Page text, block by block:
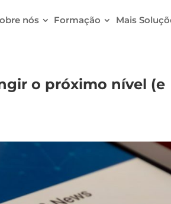
nós Formação Mais
o próximo nível (e